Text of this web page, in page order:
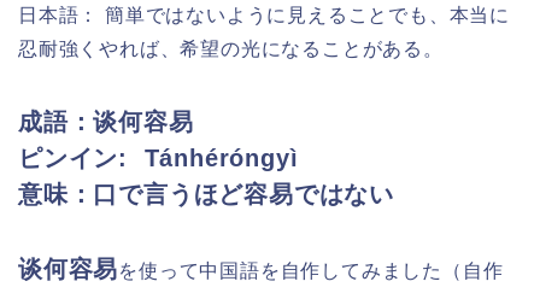
日本語： 簡単ではないように見えることでも、本当に
忍耐強くやれば、希望の光になることがある。
成語：谈何容易
ピンイン: Tánhéróngyì
意味：口で言うほど容易ではない
谈何容易を使って中国語を自作してみました（自作